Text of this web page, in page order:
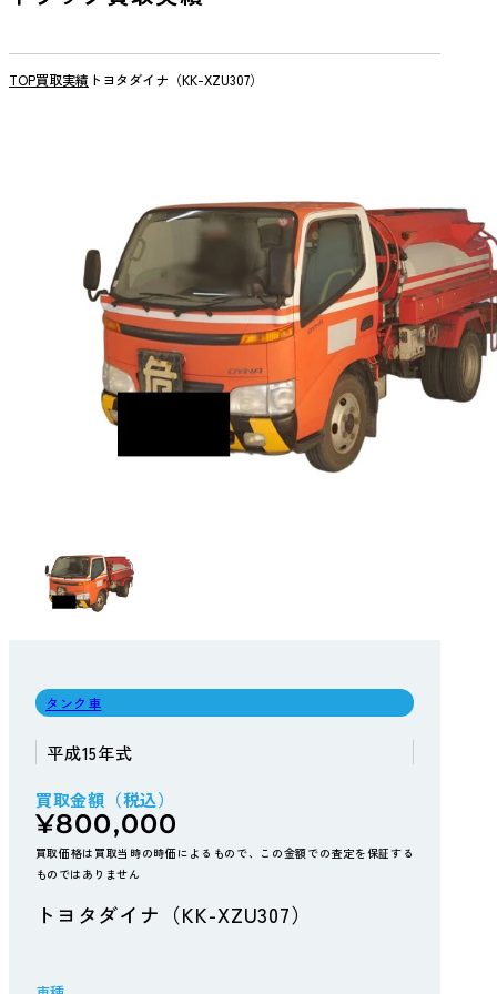
TOP買取実績 トヨタダイナ（KK-XZU307）
タンク車
平成15年式
買取金額（税込）
¥800,000
買取価格は買取当時の時価によるもので、この金額での査定を保証する
ものではありません
トヨタダイナ（KK-XZU307）